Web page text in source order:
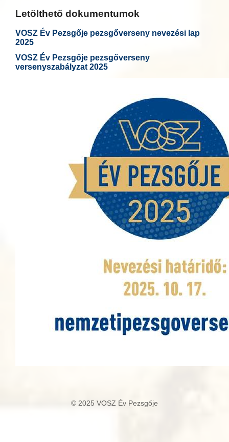
Letölthető dokumentumok
VOSZ Év Pezsgője pezsgőverseny nevezési lap
2025
VOSZ Év Pezsgője pezsgőverseny
versenyszabályzat 2025
© 2025 VOSZ Év Pezsgője